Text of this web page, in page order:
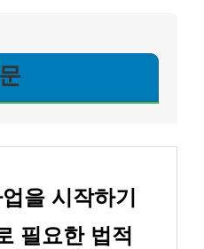
을 시작하기
필요한 법적